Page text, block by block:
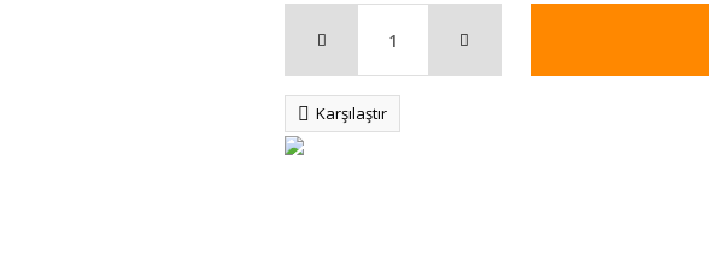
Karşılaştır